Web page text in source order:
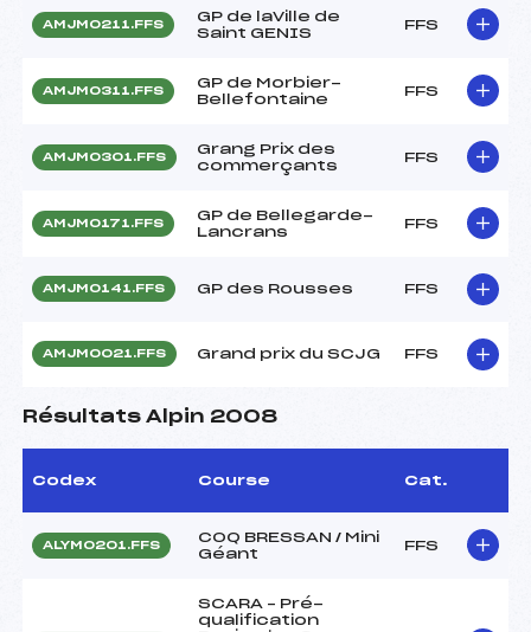
AMJM0211.FFS
GP de laVille de
Saint GENIS
FFS
AMJM0311.FFS
GP de Morbier-
Bellefontaine
FFS
AMJM0301.FFS
Grang Prix des
commerçants
FFS
AMJM0171.FFS
GP de Bellegarde-
Lancrans
FFS
AMJM0141.FFS GP des Rousses FFS
AMJM0021.FFS Grand prix du SCJG FFS
Résultats Alpin 2008
Codex Course Cat.
ALYM0201.FFS
COQ BRESSAN / Mini
Géant
FFS
SCARA – Pré-
qualification